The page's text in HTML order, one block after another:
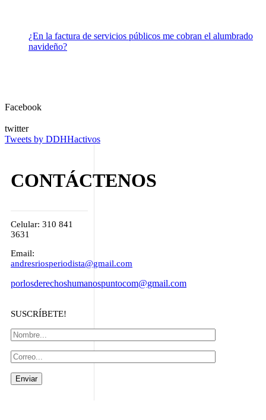
¿En la factura de servicios públicos me cobran el alumbrado
navideño?
Facebook
twitter
Tweets by DDHHactivos
CONTÁCTENOS
Celular: 310 841
3631
Email:
andresriosperiodista@gmail.com
porlosderechoshumanospuntocom@gmail.com
SUSCRÍBETE!